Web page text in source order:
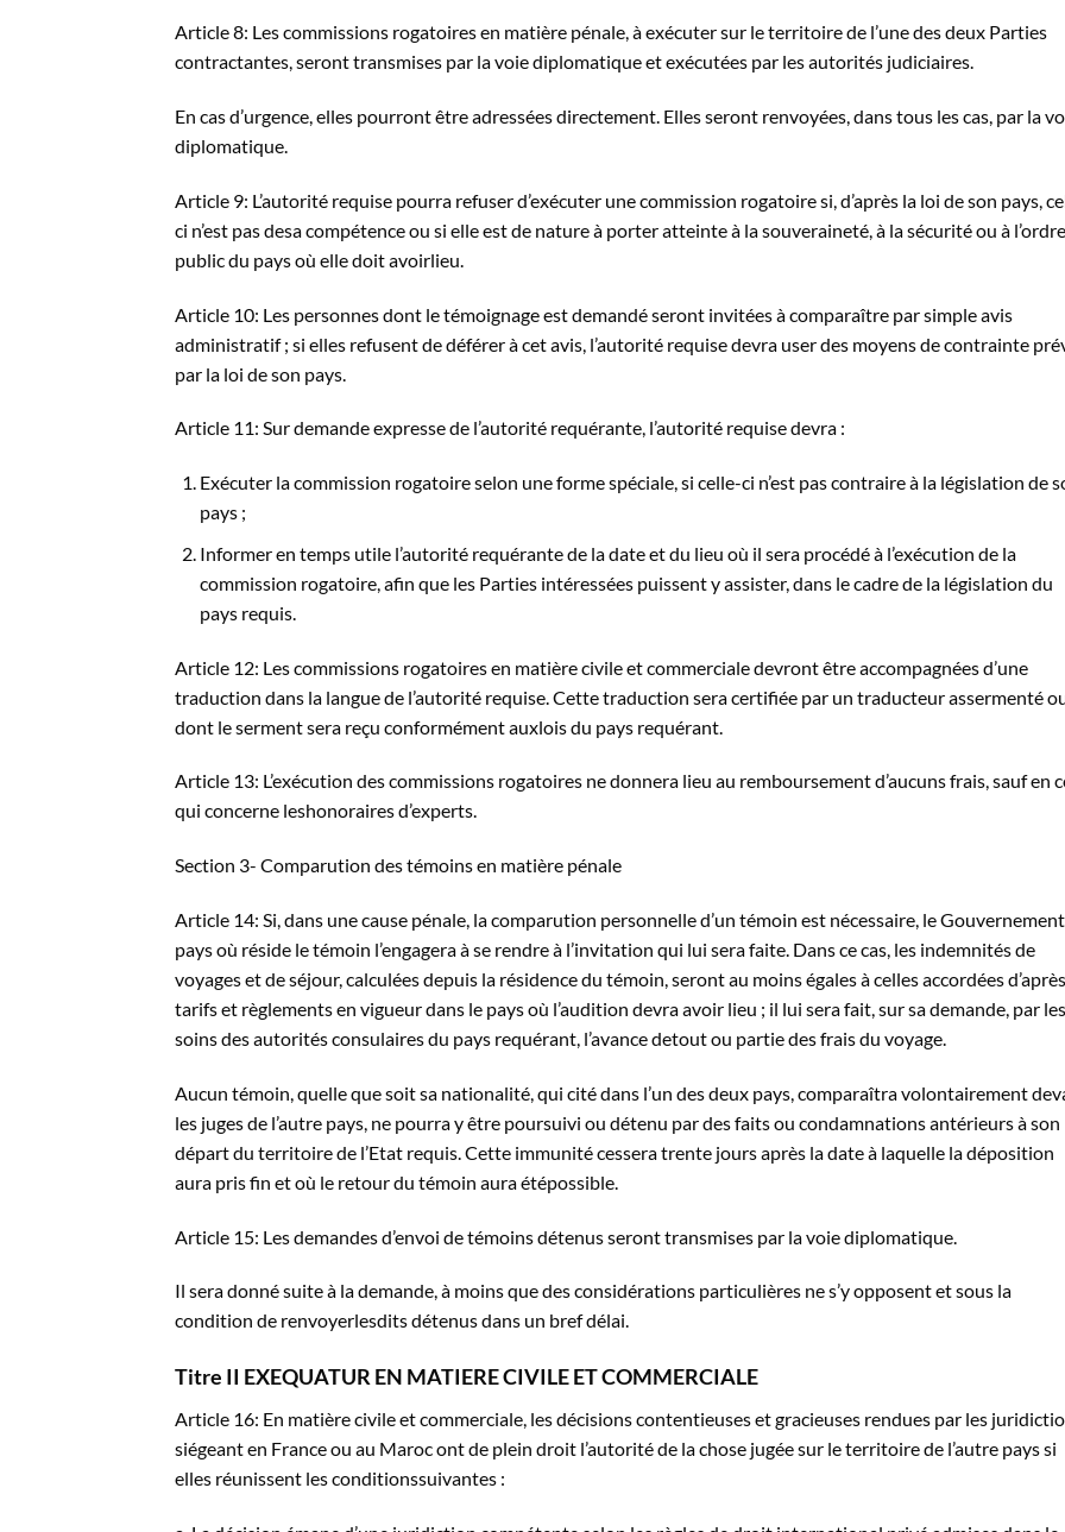
Article 8: Les commissions rogatoires en matière pénale, à exécuter sur le territoire de l’une des deux Parties
contractantes, seront transmises par la voie diplomatique et exécutées par les autorités judiciaires.
En cas d’urgence, elles pourront être adressées directement. Elles seront renvoyées, dans tous les cas, par la
diplomatique.
Article 9: L’autorité requise pourra refuser d’exécuter une commission rogatoire si, d’après la loi de son pays,
ci n’est pas desa compétence ou si elle est de nature à porter atteinte à la souveraineté, à la sécurité ou à l’ordre
public du pays où elle doit avoirlieu.
Article 10: Les personnes dont le témoignage est demandé seront invitées à comparaître par simple avis
administratif ; si elles refusent de déférer à cet avis, l’autorité requise devra user des moyens de contrainte
par la loi de son pays.
Article 11: Sur demande expresse de l’autorité requérante, l’autorité requise devra :
Exécuter la commission rogatoire selon une forme spéciale, si celle-ci n’est pas contraire à la législation de
pays ;
Informer en temps utile l’autorité requérante de la date et du lieu où il sera procédé à l’exécution de la
commission rogatoire, afin que les Parties intéressées puissent y assister, dans le cadre de la législation du
pays requis.
Article 12: Les commissions rogatoires en matière civile et commerciale devront être accompagnées d’une
traduction dans la langue de l’autorité requise. Cette traduction sera certifiée par un traducteur assermenté
dont le serment sera reçu conformément auxlois du pays requérant.
Article 13: L’exécution des commissions rogatoires ne donnera lieu au remboursement d’aucuns frais, sauf en
qui concerne leshonoraires d’experts.
Section 3- Comparution des témoins en matière pénale
Article 14: Si, dans une cause pénale, la comparution personnelle d’un témoin est nécessaire, le
pays où réside le témoin l’engagera à se rendre à l’invitation qui lui sera faite. Dans ce cas, les indemnités de
voyages et de séjour, calculées depuis la résidence du témoin, seront au moins égales à celles accordées
tarifs et règlements en vigueur dans le pays où l’audition devra avoir lieu ; il lui sera fait, sur sa demande, par les
soins des autorités consulaires du pays requérant, l’avance detout ou partie des frais du voyage.
Aucun témoin, quelle que soit sa nationalité, qui cité dans l’un des deux pays, comparaîtra volontairement
les juges de l’autre pays, ne pourra y être poursuivi ou détenu par des faits ou condamnations antérieurs à son
départ du territoire de l’Etat requis. Cette immunité cessera trente jours après la date à laquelle la déposition
aura pris fin et où le retour du témoin aura étépossible.
Article 15: Les demandes d’envoi de témoins détenus seront transmises par la voie diplomatique.
Il sera donné suite à la demande, à moins que des considérations particulières ne s’y opposent et sous la
condition de renvoyerlesdits détenus dans un bref délai.
Titre II EXEQUATUR EN MATIERE CIVILE ET COMMERCIALE
Article 16: En matière civile et commerciale, les décisions contentieuses et gracieuses rendues par les
siégeant en France ou au Maroc ont de plein droit l’autorité de la chose jugée sur le territoire de l’autre pays si
elles réunissent les conditionssuivantes :